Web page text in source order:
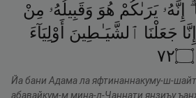
إِنَّهُۥ يَرَىٰكُمْ هُوَ وَقَبِيلُهُۥ مِنْ
إِنَّا جَعَلْنَا ٱلشَّيَـٰطِينَ
أَوْلِيَآءَ
۝٢٧
Йа бани Адама ла яфтинаннакуму-ш-
абавайкум-м мина-л-Ҷаннати янзиъу